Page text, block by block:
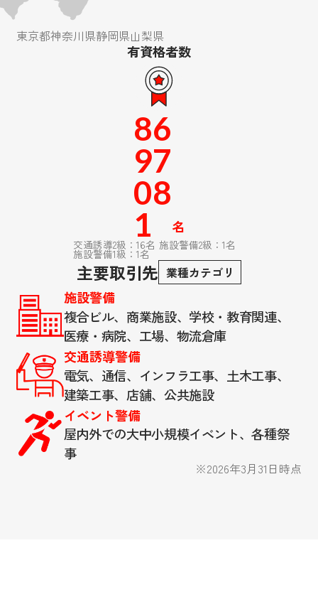
東京都神奈川県静岡県山梨県
有資格者数
8
9
0
1
6
7
8
18
名
交通誘導2級：16名
施設警備1級：1名
施設警備2級：1名
主要取引先 業種カテゴリ
施設警備
複合ビル、商業施設、学校・教育関連、
医療・病院、工場、物流倉庫
交通誘導警備
電気、通信、インフラ工事、土木工事、
建築工事、店舗、公共施設
イベント警備
屋内外での大中小規模イベント、各種祭
事
※2026年3月31日時点